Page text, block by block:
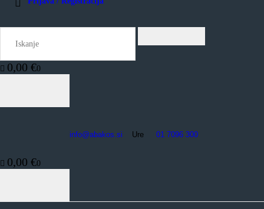
0,00 €0
info@abakos.si Ure 01 7096 300
0,00 €0